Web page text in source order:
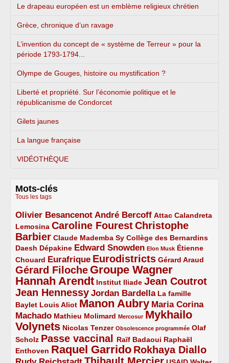
Le drapeau européen est un emblème religieux chrétien
Grèce, chronique d’un ravage
L’invention du concept de « système de Terreur » pour la
période 1793-1794...
Olympe de Gouges, histoire ou mystification ?
Liberté et propriété. Sur l’économie politique et le
républicanisme de Condorcet
Gilets jaunes
La langue française
VIDÉOTHÈQUE
Mots-clés
Tous les tags
Olivier Besancenot
3/5 André Bercoff
3/5 Attac
2/5
Calandreta
Lemosina
2/5 Caroline Fourest
4/5
Christophe
Barbier
4/5 Claude Mademba Sy
2/5 Collège des Bernardins
2/5
Daesh
2/5 Dépakine
2/5 Edward Snowden
3/5 Elon Musk
1/5
Étienne
Chouard
2/5 Eurafrique
3/5 Eurodistricts
4/5 Gérard Araud
2/5
Gérard Filoche
4/5 Groupe Wagner
5/5
Hannah Arendt
5/5 Institut Iliade
2/5 Jean Coutrot
4/5
Jean Hennessy
4/5 Jordan Bardella
3/5
La famille
Baylet
2/5 Louis Aliot
2/5 Manon Aubry
5/5
Maria Corina
Machado
3/5 Mathieu Molimard
2/5 Mercosur
1/5
Mykhailo
Volynets
5/5 Nicolas Tenzer
2/5 Obsolescence programmée
1/5
Olaf
Scholz
2/5 Passe vaccinal
4/5 Raïf Badaoui
2/5
Raphaël
Enthoven
2/5 Raquel Garrido
5/5 Rokhaya Diallo
4/5
3/5 Thibault Mercier
4/5
2/5